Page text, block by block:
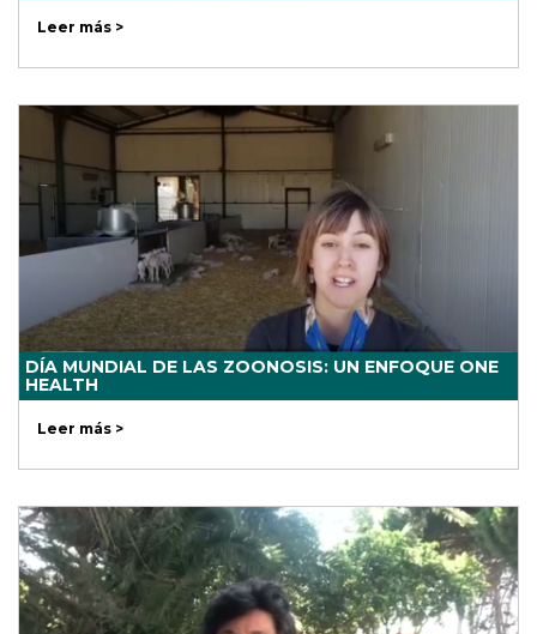
Leer más >
DÍA MUNDIAL DE LAS ZOONOSIS: UN ENFOQUE ONE
HEALTH
Leer más >